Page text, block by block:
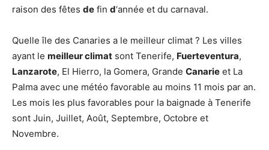
raison des fêtes de fin d‘année et du carnaval.
Quelle île des Canaries a le meilleur climat ? Les villes
ayant le meilleur climat sont Tenerife, Fuerteventura,
Lanzarote, El Hierro, la Gomera, Grande Canarie et La
Palma avec une météo favorable au moins 11 mois par an.
Les mois les plus favorables pour la baignade à Tenerife
sont Juin, Juillet, Août, Septembre, Octobre et
Novembre.